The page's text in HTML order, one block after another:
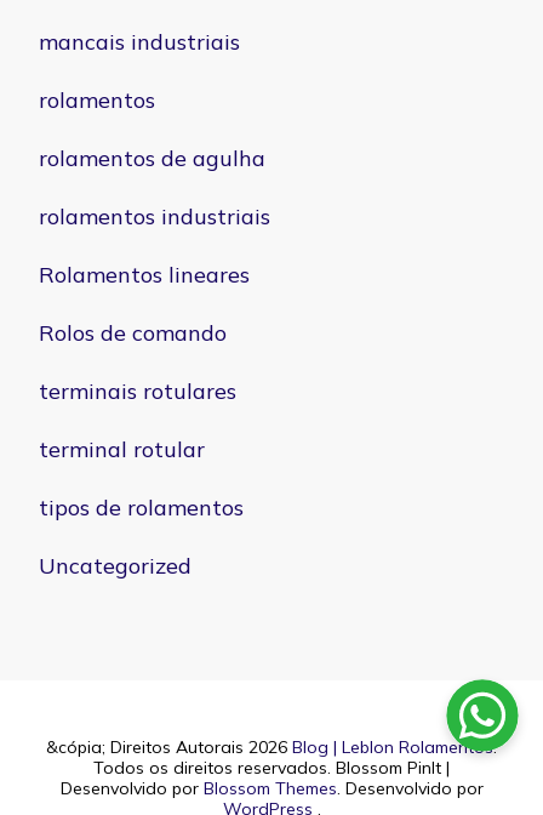
mancais industriais
rolamentos
rolamentos de agulha
rolamentos industriais
Rolamentos lineares
Rolos de comando
terminais rotulares
terminal rotular
tipos de rolamentos
Uncategorized
&cópia; Direitos Autorais 2026 Blog | Leblon Rolamentos.
Todos os direitos reservados. Blossom PinIt |
Desenvolvido por Blossom Themes. Desenvolvido por
WordPress .